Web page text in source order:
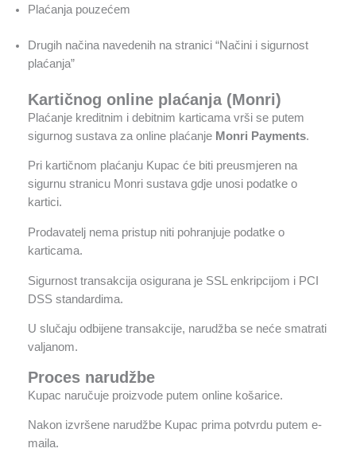
Plaćanja pouzećem
Drugih načina navedenih na stranici “Načini i sigurnost
plaćanja”
Kartičnog online plaćanja (Monri)
Plaćanje kreditnim i debitnim karticama vrši se putem
sigurnog sustava za online plaćanje Monri Payments.
Pri kartičnom plaćanju Kupac će biti preusmjeren na
sigurnu stranicu Monri sustava gdje unosi podatke o
kartici.
Prodavatelj nema pristup niti pohranjuje podatke o
karticama.
Sigurnost transakcija osigurana je SSL enkripcijom i PCI
DSS standardima.
U slučaju odbijene transakcije, narudžba se neće smatrati
valjanom.
Proces narudžbe
Kupac naručuje proizvode putem online košarice.
Nakon izvršene narudžbe Kupac prima potvrdu putem e-
maila.